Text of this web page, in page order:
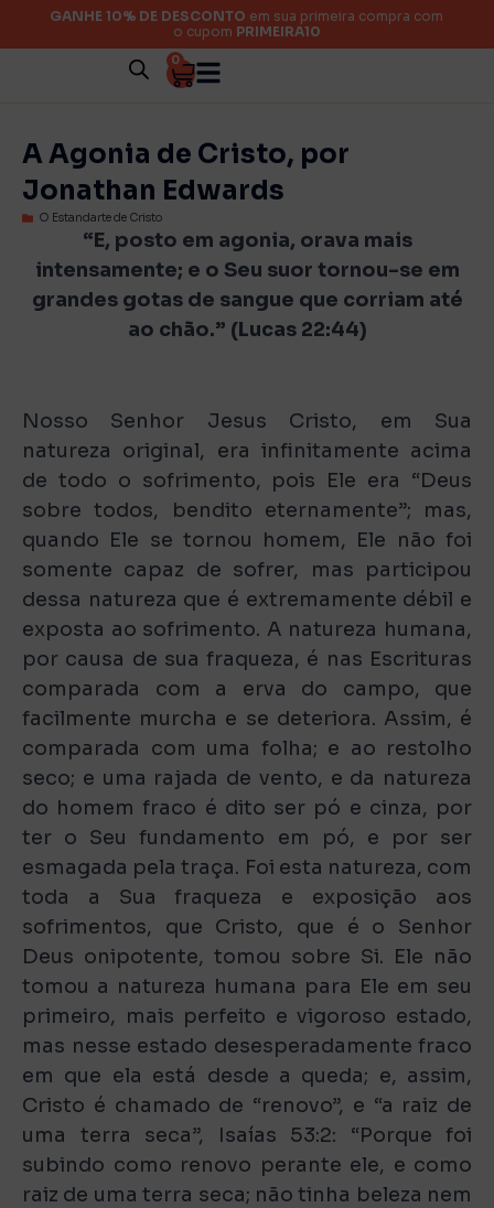
GANHE 10% DE DESCONTO em sua primeira compra com
o cupom PRIMEIRA10
0
A Agonia de Cristo, por
Jonathan Edwards
O Estandarte de Cristo
“E, posto em agonia, orava mais
intensamente; e o Seu suor tornou-se em
grandes gotas de sangue que corriam até
ao chão.” (Lucas 22:44)
Nosso Senhor Jesus Cristo, em Sua
natureza original, era infinitamente acima
de todo o sofrimento, pois Ele era “Deus
sobre todos, bendito eternamente”; mas,
quando Ele se tornou homem, Ele não foi
somente capaz de sofrer, mas participou
dessa natureza que é extremamente débil e
exposta ao sofrimento. A natureza humana,
por causa de sua fraqueza, é nas Escrituras
comparada com a erva do campo, que
facilmente murcha e se deteriora. Assim, é
comparada com uma folha; e ao restolho
seco; e uma rajada de vento, e da natureza
do homem fraco é dito ser pó e cinza, por
ter o Seu fundamento em pó, e por ser
esmagada pela traça. Foi esta natureza, com
toda a Sua fraqueza e exposição aos
sofrimentos, que Cristo, que é o Senhor
Deus onipotente, tomou sobre Si. Ele não
tomou a natureza humana para Ele em seu
primeiro, mais perfeito e vigoroso estado,
mas nesse estado desesperadamente fraco
em que ela está desde a queda; e, assim,
Cristo é chamado de “renovo”, e “a raiz de
uma terra seca”, Isaías 53:2: “Porque foi
subindo como renovo perante ele, e como
raiz de uma terra seca; não tinha beleza nem